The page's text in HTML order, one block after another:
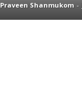
Praveen Shanmukom -